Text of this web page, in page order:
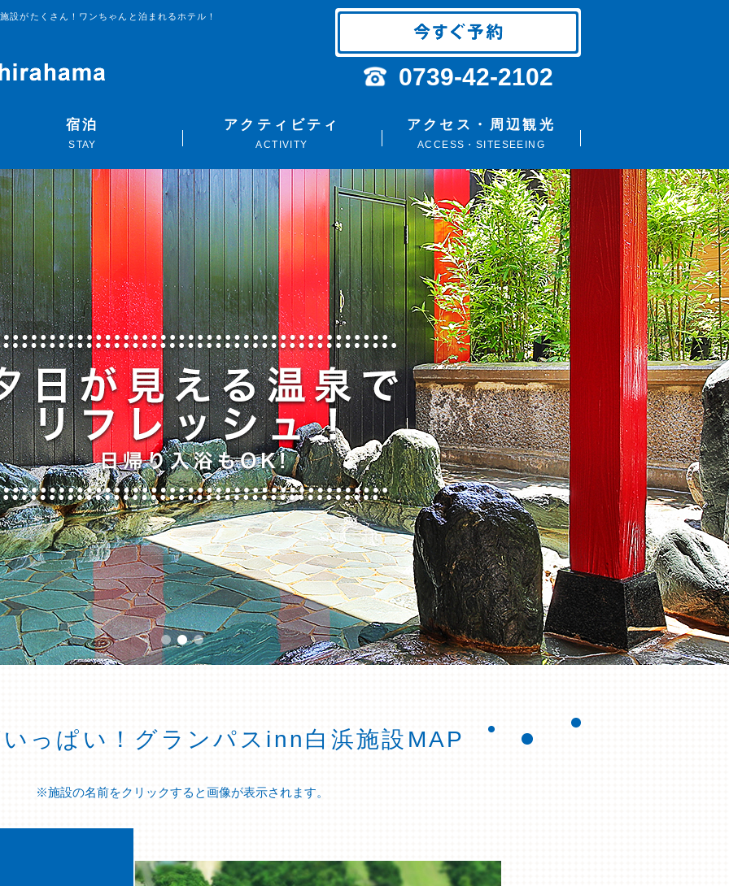
設がたくさん！ワンちゃんと泊まれるホテル！
0739-42-2102
宿泊
STAY
アクティビティ
ACTIVITY
アクセス・周辺観光
ACCESS・SITESEEING
っぱい！グランパスinn白浜施設MAP
※施設の名前をクリックすると画像が表示されます。